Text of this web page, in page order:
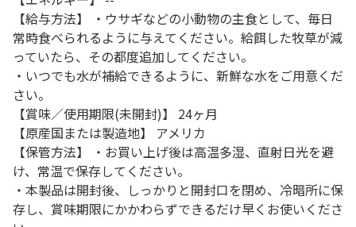
【給与方法】 ・ウサギなどの小動物の主食として、毎日
常時食べられるように与えてください。給餌した牧草が減
っていたら、その都度追加してください。
・いつでも水が補給できるように、新鮮な水をご用意くだ
さい。
【賞味／使用期限(未開封)】 24ヶ月
【原産国または製造地】 アメリカ
【保管方法】 ・お買い上げ後は高温多湿、直射日光を避
け、常温で保存してください。
・本製品は開封後、しっかりと開封口を閉め、冷暗所に保
存し、賞味期限にかかわらずできるだけ早くお使いくださ